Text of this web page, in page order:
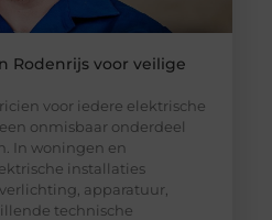
Rodenrijs voor veilige
voor iedere elektrische
onmisbaar onderdeel
In woningen en
installaties
apparatuur,
technische